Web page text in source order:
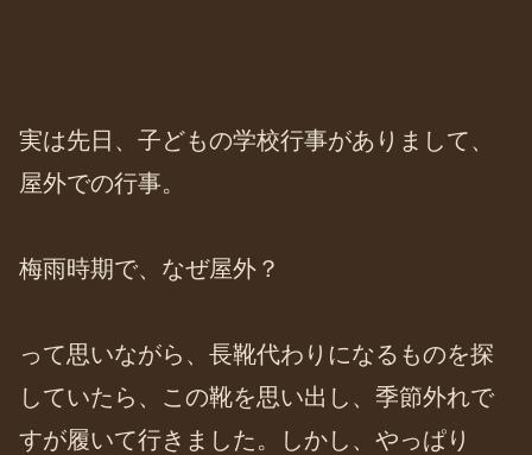
実は先日、子どもの学校行事がありまして、
屋外での行事。
梅雨時期で、なぜ屋外？
って思いながら、長靴代わりになるものを探
していたら、この靴を思い出し、季節外れで
すが履いて行きました。しかし、やっぱり